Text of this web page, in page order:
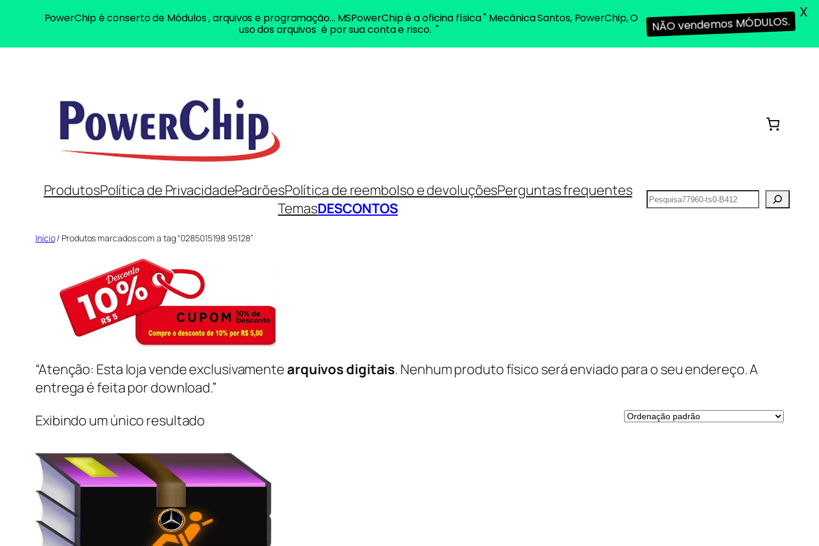
ProdutosPolítica de PrivacidadePadrõesPolítica de reembolso e devoluçõesPerguntas frequentes
TemasDESCONTOS
Pesquisar
Início/ Produtos marcados com a tag “0285015198 95128”
“Atenção: Esta loja vende exclusivamentearquivos digitais. Nenhum produto físico será enviado para o seu endereço. A
entrega é feita por download.”
Exibindo um único resultado
PowerChip é conserto de Módulos , arquivos e programação... MSPowerChip é a oficina física " Mecânica Santos, PowerChip, O
uso dos arquivos é por sua conta e risco. "
NÃO vendemos MÓDULOS.
X